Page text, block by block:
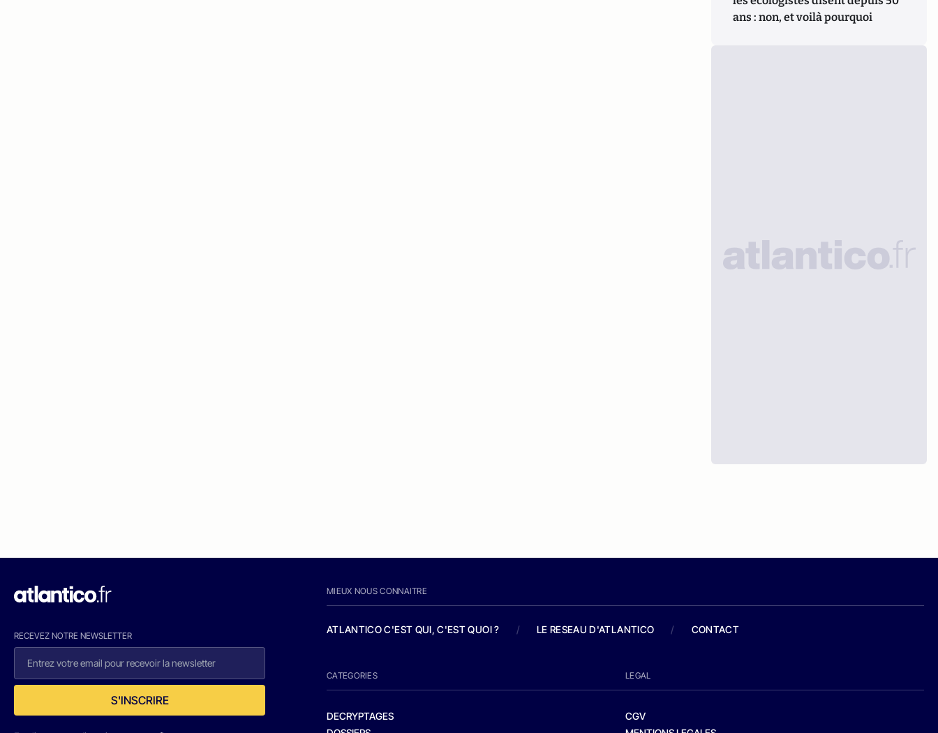
ans : non, et voilà pourquoi
RECEVEZ NOTRE NEWSLETTER
S'INSCRIRE
MIEUX NOUS CONNAITRE
ATLANTICO C'EST QUI, C'EST QUOI ? / LE RESEAU D'ATLANTICO / CONTACT
CATEGORIES
DECRYPTAGES
LEGAL
CGV